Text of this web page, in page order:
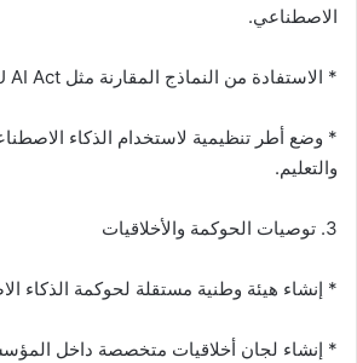
الاصطناعي.
* الاستفادة من النماذج المقارنة مثل EU AI Act.
* وضع أطر تنظيمية لاستخدام الذكاء
والتعليم.
3. توصيات الحوكمة والأخلاقيات
* إنشاء هيئة وطنية مستقلة لحوكمة الذكاء
* إنشاء لجان أخلاقيات متخصصة داخل